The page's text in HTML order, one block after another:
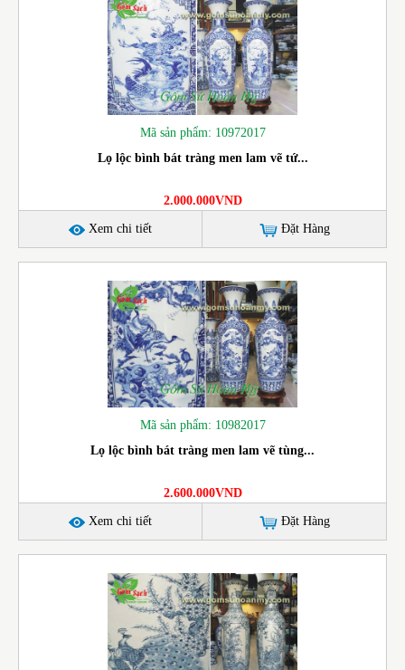
Mã sản phẩm: 10972017
Lọ lộc bình bát tràng men lam vẽ tứ...
2.000.000VND
Xem chi tiết Đặt Hàng
Mã sản phẩm: 10982017
Lọ lộc bình bát tràng men lam vẽ tùng...
2.600.000VND
Xem chi tiết Đặt Hàng